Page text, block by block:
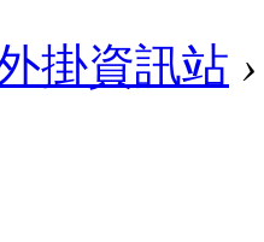
掛資訊站 ›